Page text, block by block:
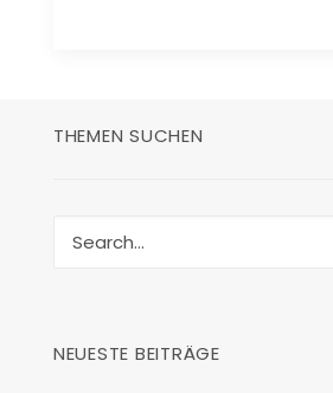
THEMEN SUCHEN
NEUESTE BEITRÄGE